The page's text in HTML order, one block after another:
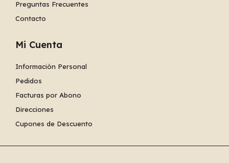
Preguntas Frecuentes
Contacto
Mi Cuenta
Información Personal
Pedidos
Facturas por Abono
Direcciones
Cupones de Descuento